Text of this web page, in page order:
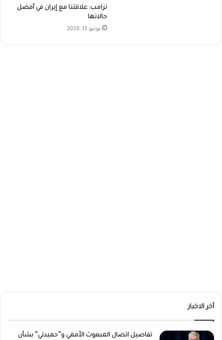
ترامب: علاقتنا مع إيران في أفضل
حالاتها
يونيو 13, 2026
أخر الاخبار
تفاصيل اتصال المبعوث الأممي و”حميدتي” بشأن